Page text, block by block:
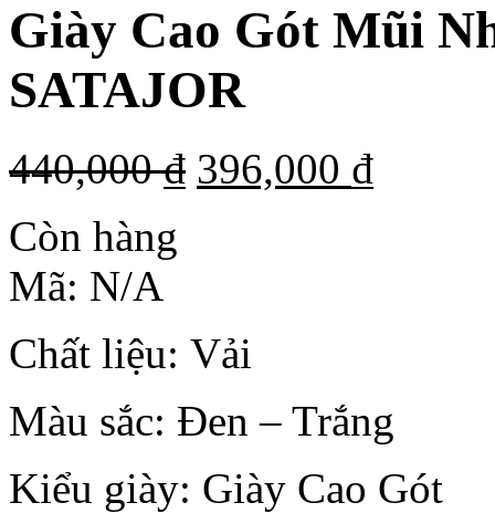
Giày Cao Gót Mũi
SATAJOR
440,000₫ 396,000 ₫
Còn hàng
Mã: N/A
Chất liệu: Vải
Màu sắc: Đen – Trắng
Kiểu giày: Giày Cao Gót